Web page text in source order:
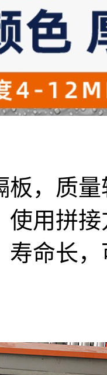
板，质
使用拼
寿命长